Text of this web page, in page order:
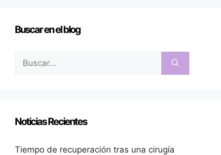
Buscar en el blog
Noticias Recientes
Tiempo de recuperación tras una cirugía